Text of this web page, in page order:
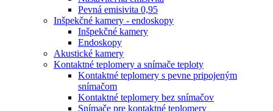
Pevná emisivita 0,95
Inšpekčné kamery - endoskopy
Inšpekčné kamery
Endoskopy
Akustické kamery
Kontaktné teplomery a snímače teploty
Kontaktné teplomery s pevne pripojeným
snímačom
Kontaktné teplomery bez snímačov
Snímače pre kontaktné teplomery